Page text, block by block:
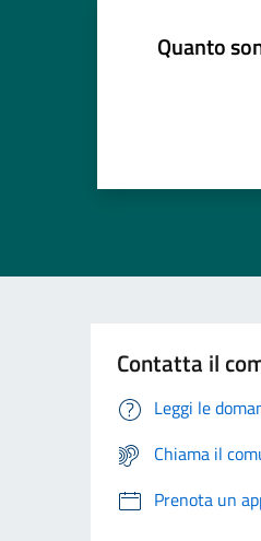
Quanto
Contatta il
Leggi le
Chiama il
Prenota un